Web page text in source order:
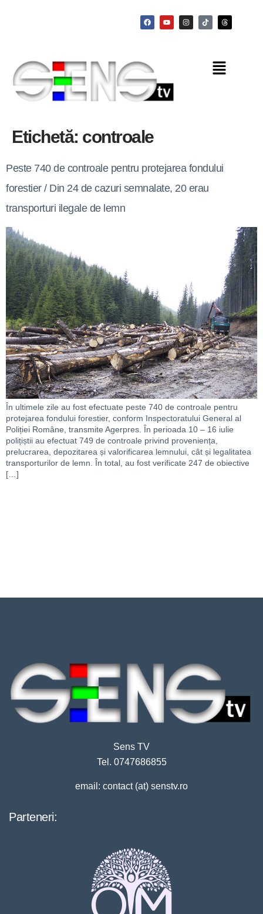
Etichetă: controale
Peste 740 de controale pentru protejarea fondului
forestier / Din 24 de cazuri semnalate, 20 erau
transporturi ilegale de lemn
În ultimele zile au fost efectuate peste 740 de controale pentru
protejarea fondului forestier, conform Inspectoratului General al
Poliției Române, transmite Agerpres. În perioada 10 – 16 iulie
polițiștii au efectuat 749 de controale privind proveniența,
prelucrarea, depozitarea și valorificarea lemnului, cât și legalitatea
transporturilor de lemn. În total, au fost verificate 247 de obiective
[…]
Sens TV
Tel. 0747686855
email: contact (at) senstv.ro
Parteneri: